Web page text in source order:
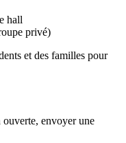
hall
privé)
et des familles pour
ouverte, envoyer une